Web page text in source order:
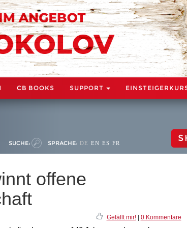
CB BOOKS SUPPORT
SUCHE: SPRACHE: DE EN ES FR
offene
Gefällt mir!| 0 Kommentare